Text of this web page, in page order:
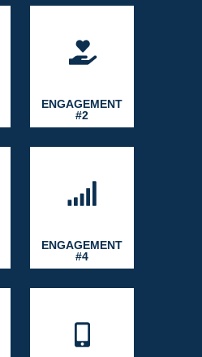
ENGAGEMENT
#2
ENGAGEMENT
#4